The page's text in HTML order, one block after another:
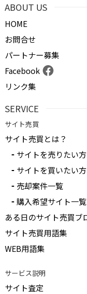
フリーワード
業界・業種
ABOUT US
HOME
お問合せ
パートナー募集
Facebook
リンク集
SERVICE
サイト売買
サイト売買とは？
サイトを売りたい方
サイトを買いたい方
売却案件一覧
購入希望サイト一覧
ある日のサイト売買ブ
サイト売買用語集
WEB用語集
サービス説明
サイト査定